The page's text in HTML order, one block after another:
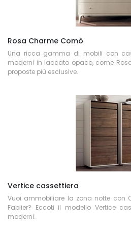
Rosa Charme Comò
Una ricca gamma di mobili con
moderni in laccato opaco, come
proposte più esclusive.
Vertice cassettiera
Vuoi ammobiliare la zona notte con
Fablier? Eccoti il modello Vertice
moderni.